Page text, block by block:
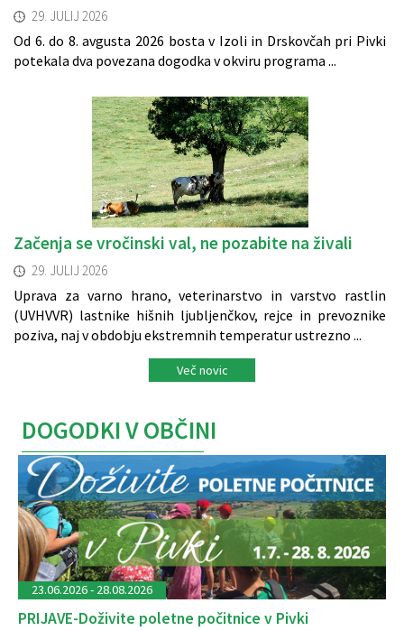
29. JULIJ 2026
Od 6. do 8. avgusta 2026 bosta v Izoli in Drskovčah pri Pivki
potekala dva povezana dogodka v okviru programa ...
Začenja se vročinski val, ne pozabite na živali
29. JULIJ 2026
Uprava za varno hrano, veterinarstvo in varstvo rastlin
(UVHVVR) lastnike hišnih ljubljenčkov, rejce in prevoznike
poziva, naj v obdobju ekstremnih temperatur ustrezno ...
Več novic
DOGODKI V OBČINI
PRIJAVE-Doživite poletne počitnice v Pivki
23.06.2026 - 28.08.2026